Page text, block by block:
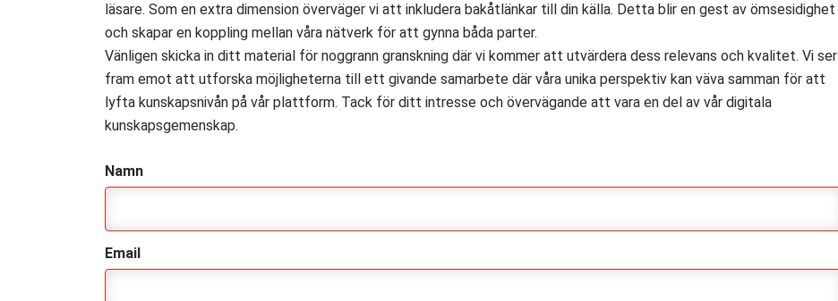
läsare. Som en extra dimension överväger vi att inkludera bakåtlänkar till din källa. Detta blir en gest av ömsesidighet
och skapar en koppling mellan våra nätverk för att gynna båda parter.
Vänligen skicka in ditt material för noggrann granskning där vi kommer att utvärdera dess relevans och kvalitet. Vi ser
fram emot att utforska möjligheterna till ett givande samarbete där våra unika perspektiv kan väva samman för att
lyfta kunskapsnivån på vår plattform. Tack för ditt intresse och övervägande att vara en del av vår digitala
kunskapsgemenskap.
Namn
Email